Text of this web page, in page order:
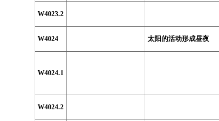
W4023.2
W4024 太阳的活动形成昼夜
W4024.1
W4024.2